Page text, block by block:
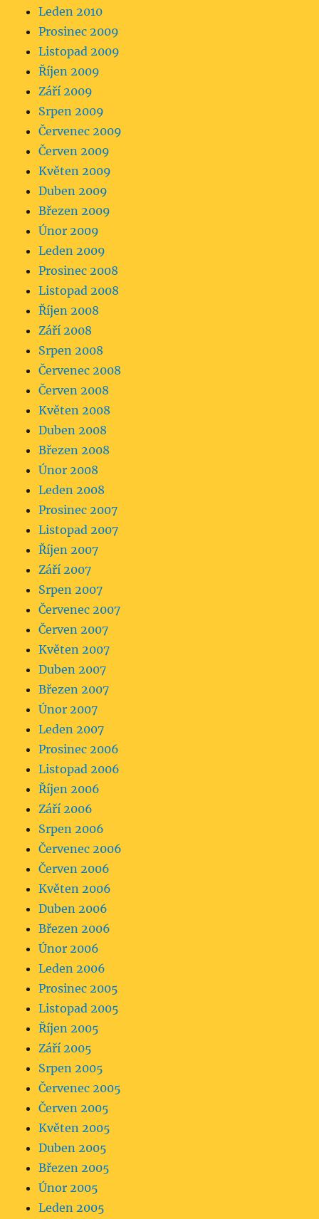
Leden 2010
Prosinec 2009
Listopad 2009
Říjen 2009
Září 2009
Srpen 2009
Červenec 2009
Červen 2009
Květen 2009
Duben 2009
Březen 2009
Únor 2009
Leden 2009
Prosinec 2008
Listopad 2008
Říjen 2008
Září 2008
Srpen 2008
Červenec 2008
Červen 2008
Květen 2008
Duben 2008
Březen 2008
Únor 2008
Leden 2008
Prosinec 2007
Listopad 2007
Říjen 2007
Září 2007
Srpen 2007
Červenec 2007
Červen 2007
Květen 2007
Duben 2007
Březen 2007
Únor 2007
Leden 2007
Prosinec 2006
Listopad 2006
Říjen 2006
Září 2006
Srpen 2006
Červenec 2006
Červen 2006
Květen 2006
Duben 2006
Březen 2006
Únor 2006
Leden 2006
Prosinec 2005
Listopad 2005
Říjen 2005
Září 2005
Srpen 2005
Červenec 2005
Červen 2005
Květen 2005
Duben 2005
Březen 2005
Únor 2005
Leden 2005